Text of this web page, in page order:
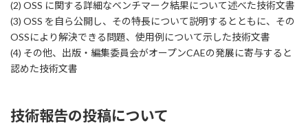
(2) OSS に関する詳細なベンチマーク結果について述べた技術文書
(3) OSS を自ら公開し、その特長について説明するとともに、その
OSSにより解決できる問題、使用例について示した技術文書
(4) その他、出版・編集委員会がオープンCAEの発展に寄与すると
認めた技術文書
技術報告の投稿について